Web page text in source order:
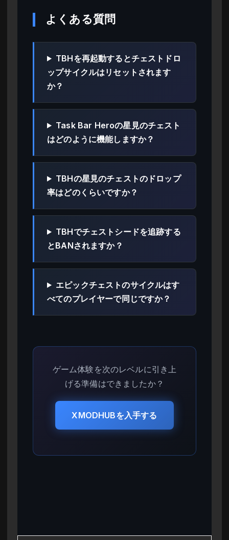
よくある質問
TBHを再起動するとチェストドロ
ップサイクルはリセットされます
か？
Task Bar Heroの星見のチェスト
はどのように機能しますか？
TBHの星見のチェストのドロップ
率はどのくらいですか？
TBHでチェストシードを追跡する
とBANされますか？
エピックチェストのサイクルはす
べてのプレイヤーで同じですか？
ゲーム体験を次のレベルに引き上
げる準備はできましたか？
XMODHUBを入手する